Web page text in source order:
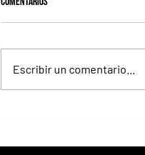
Escribir un comentario...